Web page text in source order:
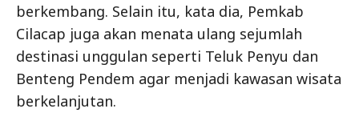
berkembang. Selain itu, kata dia, Pemkab
Cilacap juga akan menata ulang sejumlah
destinasi unggulan seperti Teluk Penyu dan
Benteng Pendem agar menjadi kawasan wisata
berkelanjutan.